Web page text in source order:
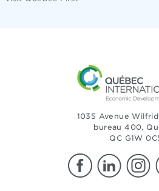
1035 Avenue
bureau 400,
QC G1W